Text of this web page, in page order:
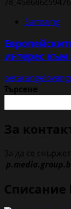
Samsung
интерес към
Търсене
За
За да се
Списание